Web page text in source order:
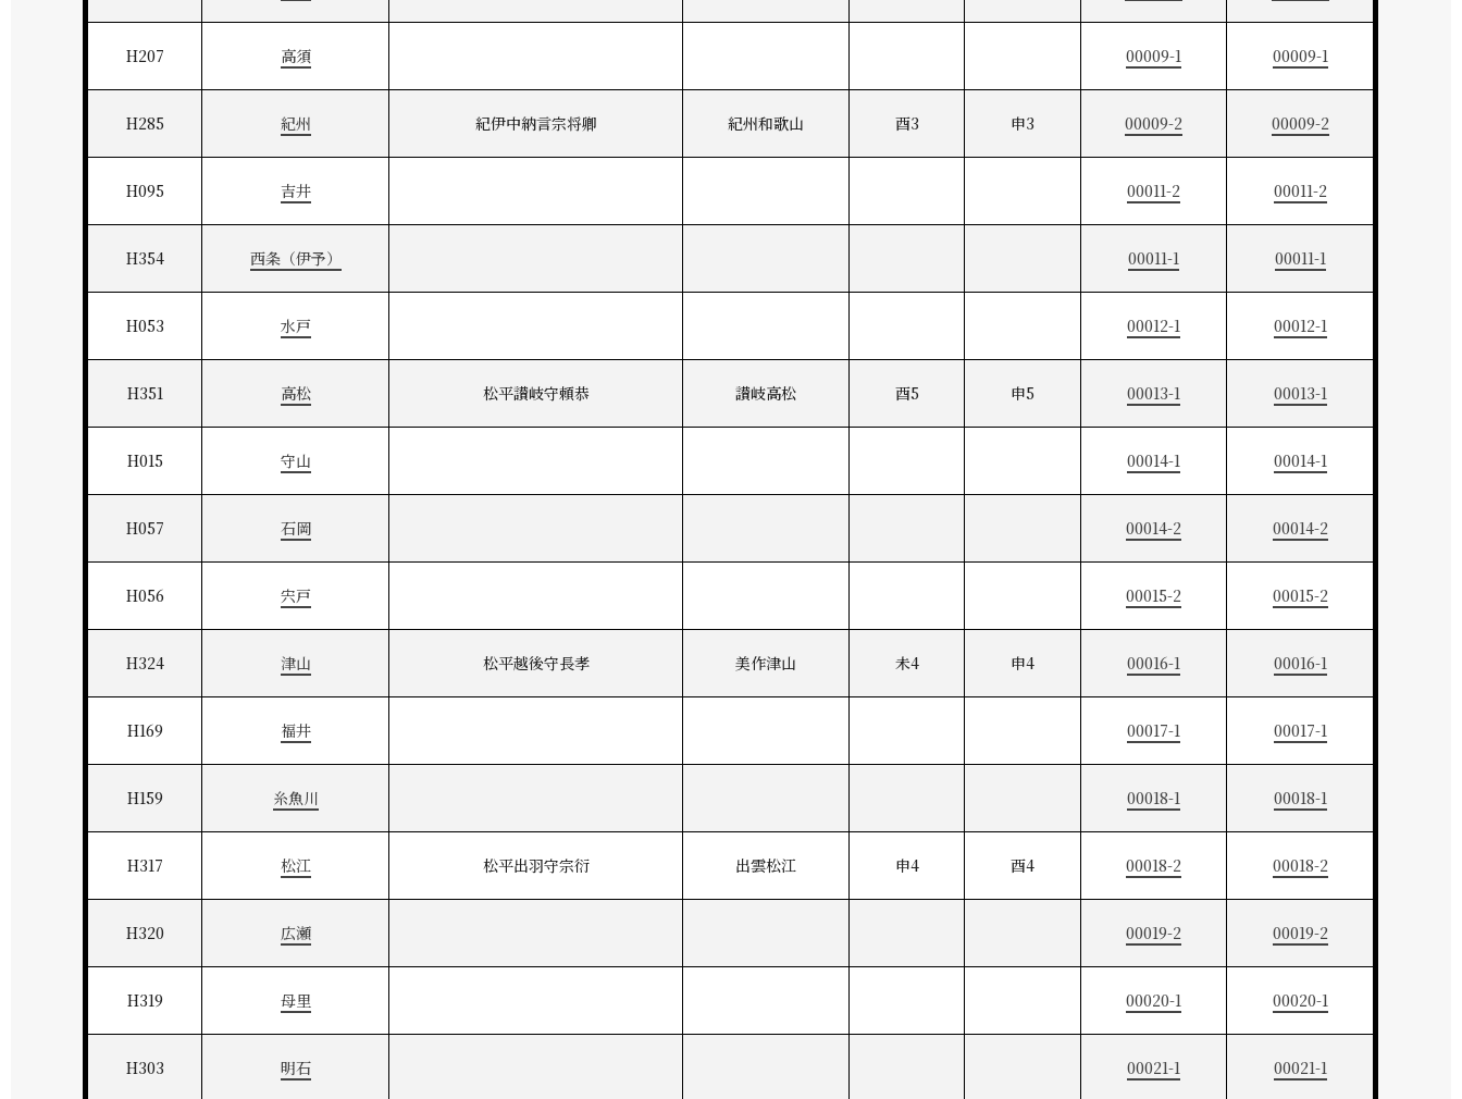
H207 高須 00009-1 00009-1
H285 紀州 紀伊中納言宗将卿 紀州和歌山 酉3 申3 00009-2 00009-2
H095 吉井 00011-2 00011-2
H354 西条（伊予） 00011-1 00011-1
H053 水戸 00012-1 00012-1
H351 高松 松平讃岐守頼恭 讃岐高松 酉5 申5 00013-1 00013-1
H015 守山 00014-1 00014-1
H057 石岡 00014-2 00014-2
H056 宍戸 00015-2 00015-2
H324 津山 松平越後守長孝 美作津山 未4 申4 00016-1 00016-1
H169 福井 00017-1 00017-1
H159 糸魚川 00018-1 00018-1
H317 松江 松平出羽守宗衍 出雲松江 申4 酉4 00018-2 00018-2
H320 広瀬 00019-2 00019-2
H319 母里 00020-1 00020-1
H303 明石 00021-1 00021-1